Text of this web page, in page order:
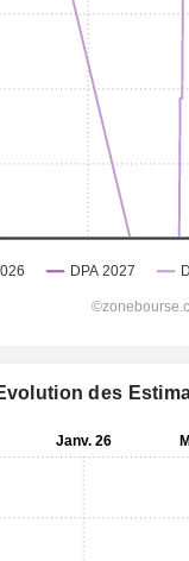
des